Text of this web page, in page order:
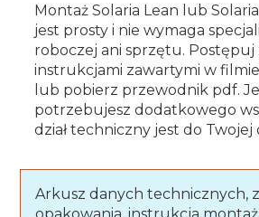
Montaż Solaria Lean lub
jest prosty i nie wymaga
roboczej ani sprzętu. Postępuj
instrukcjami zawartymi w
lub pobierz przewodnik pdf.
potrzebujesz dodatkowego
dział techniczny jest do Twojej
Arkusz danych technicznych,